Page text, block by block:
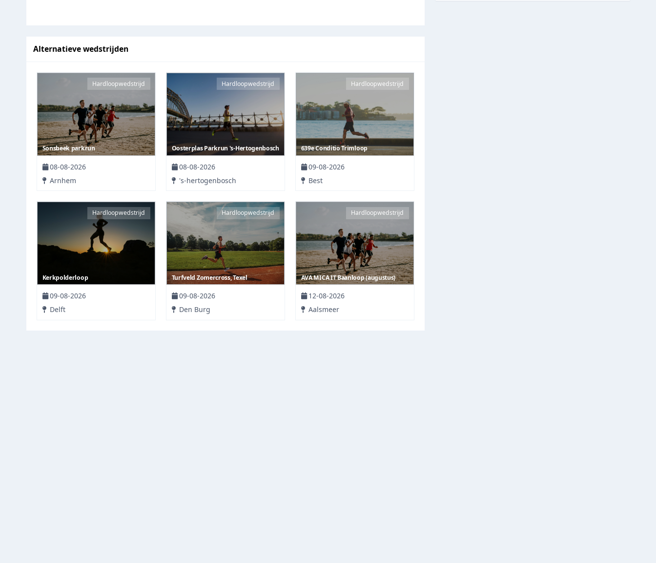
Alternatieve wedstrijden
Hardloopwedstrijd
Sonsbeek parkrun
08-08-2026
Arnhem
Hardloopwedstrijd
Oosterplas Parkrun 's-Hertogenbosch
08-08-2026
's-hertogenbosch
Hardloopwedstrijd
639e Conditio Trimloop
09-08-2026
Best
Hardloopwedstrijd
Kerkpolderloop
09-08-2026
Delft
Hardloopwedstrijd
Turfveld Zomercross, Texel
09-08-2026
Den Burg
Hardloopwedstrijd
AVA MICA IT Baanloop (augustus)
12-08-2026
Aalsmeer